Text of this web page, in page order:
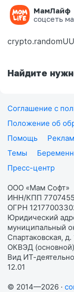
МамЛайф
соцсеть
Ошибка
Найдите
Соглашение с
Положение об
Помощь
Темы
Пресс-центр
ООО «Мам Софт»
ИНН/КПП
ОГРН
Юридический
муниципальный
Спартаковская,
ОКВЭД
Вид ИТ-
12.01
© 2014—2026 ·